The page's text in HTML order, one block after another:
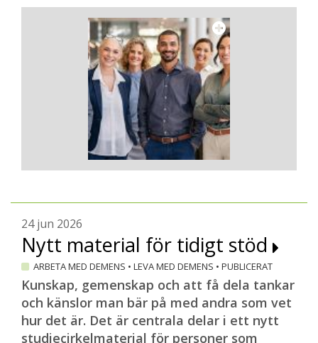
personer backar ur veckan före eller till
och med samma dag.
Ann-Marie Westerlund beskriver de
digitala träffarna som något av en
chansning där hon och kollegorna kastade
sig ut i det okända. Fast lite goda
erfarenheter hade de i bagaget.
– Ja, vi hade digitala uppföljningsträffar
efter retreathelgen 2023, och de gick
av deltagarna och de tyckte att det var
trevligt. Å andra sidan kände de ju redan
varandra.
Tre digitala träffar har de hunnit med
hittills, två under hösten 2024 och en nu i
januari. Tre till är planerade under våren.
– Men det kan bli fler, säger Ann-Marie
24 jun 2026
Nytt material för tidigt stöd
ARBETA MED DEMENS • LEVA MED DEMENS • PUBLICERAT
Kunskap, gemenskap och att få dela tankar
och känslor man bär på med andra som vet
hur det är. Det är centrala delar i ett nytt
studiecirkelmaterial för personer som